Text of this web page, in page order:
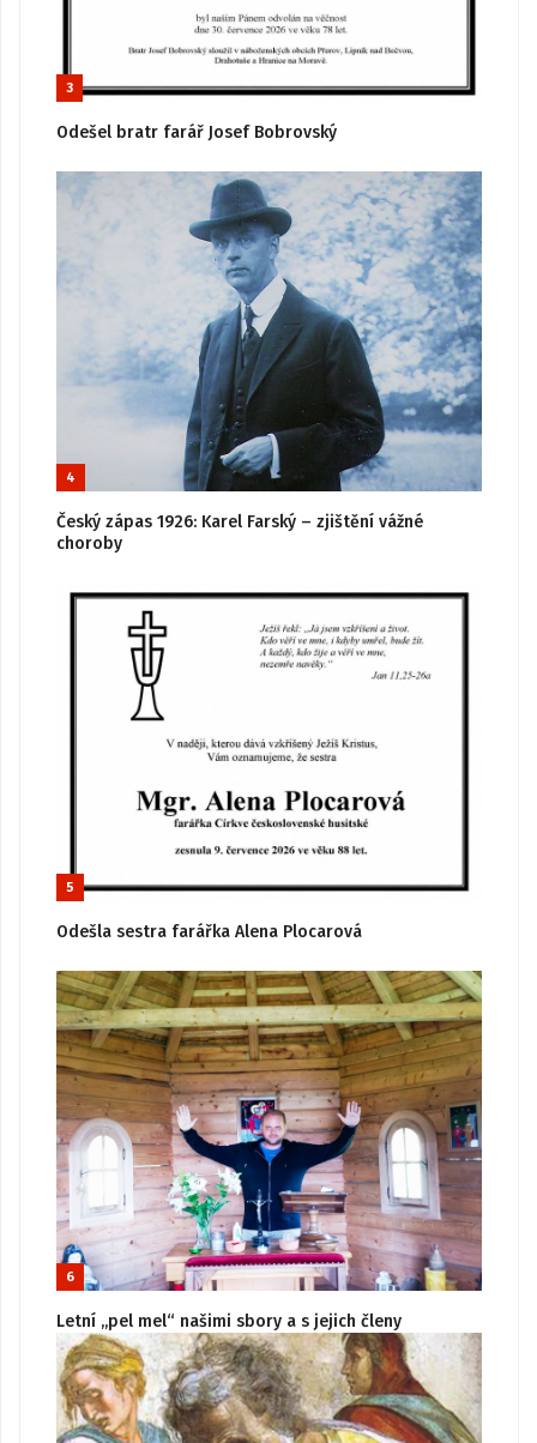
3
Odešel bratr farář Josef Bobrovský
4
Český zápas 1926: Karel Farský – zjištění vážné
choroby
5
Odešla sestra farářka Alena Plocarová
6
Letní „pel mel“ našimi sbory a s jejich členy